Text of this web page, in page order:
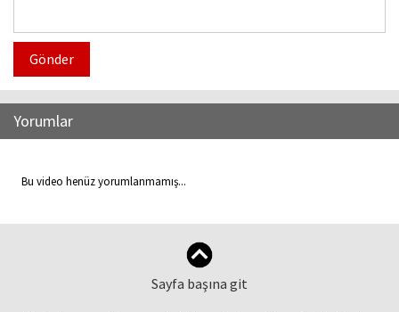
Gönder
Yorumlar
Bu video henüz yorumlanmamış...
Sayfa başına git